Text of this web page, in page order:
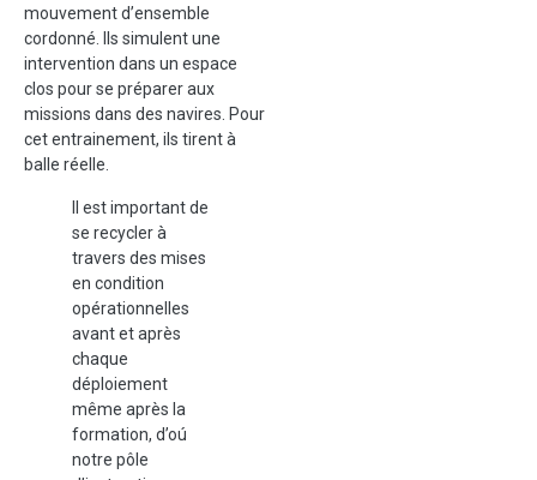
mouvement d’ensemble
cordonné. Ils simulent une
intervention dans un espace
clos pour se préparer aux
missions dans des navires. Pour
cet entrainement, ils tirent à
balle réelle.
Il est important de
se recycler à
travers des mises
en condition
opérationnelles
avant et après
chaque
déploiement
même après la
formation, d’oú
notre pôle